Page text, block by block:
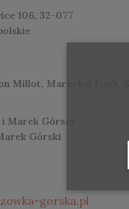
106, 32-077
Millot, Marechal Foch,
i Marek Górscy
Górski
gorska.pl